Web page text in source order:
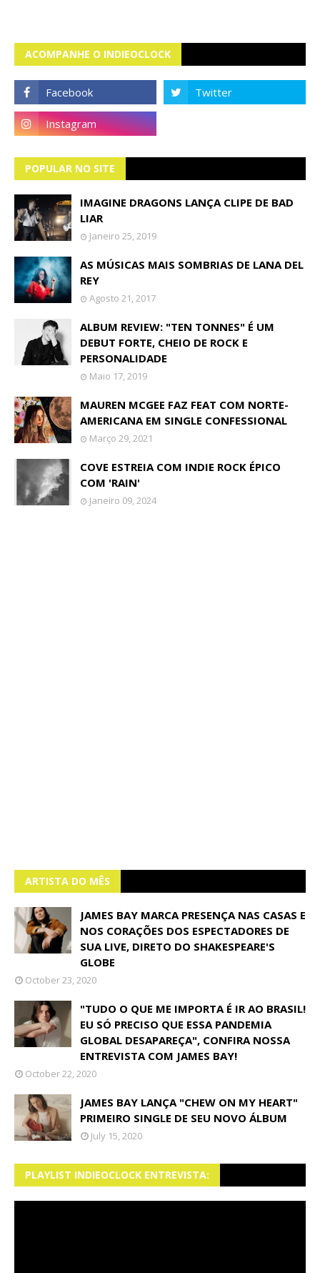
ACOMPANHE O INDIEOCLOCK
POPULAR NO SITE
IMAGINE DRAGONS LANÇA CLIPE DE BAD
LIAR
Janeiro 25, 2019
AS MÚSICAS MAIS SOMBRIAS DE LANA DEL
REY
Agosto 21, 2017
ALBUM REVIEW: "TEN TONNES" É UM
DEBUT FORTE, CHEIO DE ROCK E
PERSONALIDADE
Maio 17, 2019
MAUREN MCGEE FAZ FEAT COM NORTE-
AMERICANA EM SINGLE CONFESSIONAL
Março 29, 2021
COVE ESTREIA COM INDIE ROCK ÉPICO
COM 'RAIN'
Janeiro 09, 2024
ARTISTA DO MÊS
JAMES BAY MARCA PRESENÇA NAS CASAS E
NOS CORAÇÕES DOS ESPECTADORES DE
SUA LIVE, DIRETO DO SHAKESPEARE'S
GLOBE
October 23, 2020
"TUDO O QUE ME IMPORTA É IR AO BRASIL!
EU SÓ PRECISO QUE ESSA PANDEMIA
GLOBAL DESAPAREÇA", CONFIRA NOSSA
ENTREVISTA COM JAMES BAY!
October 22, 2020
JAMES BAY LANÇA "CHEW ON MY HEART"
PRIMEIRO SINGLE DE SEU NOVO ÁLBUM
July 15, 2020
PLAYLIST INDIEOCLOCK ENTREVISTA: